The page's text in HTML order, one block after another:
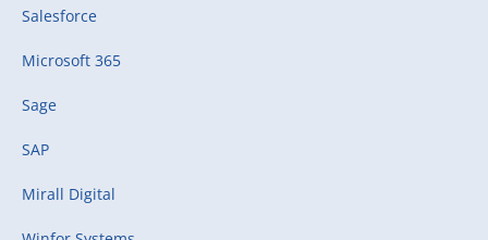
Salesforce
Microsoft 365
Sage
SAP
Mirall Digital